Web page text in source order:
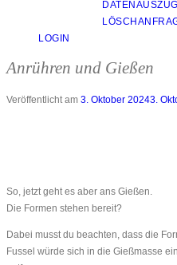
DATENAUSZUG
LOGIN
Anrühren und Gießen
Veröffentlicht am 3. Oktober 20243.
So, jetzt geht es aber ans Gießen.
Die Formen stehen bereit?
Dabei musst du beachten, dass die
Fussel würde sich in die Gießmasse